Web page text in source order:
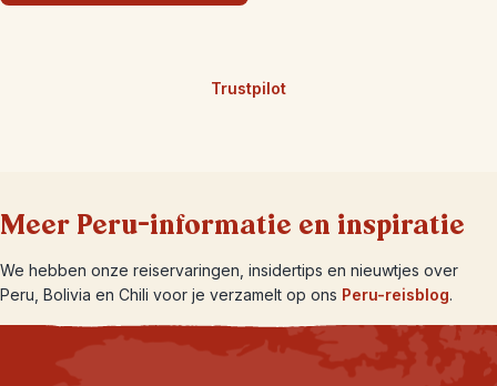
Trustpilot
Meer Peru-informatie en inspiratie
We hebben onze reiservaringen, insidertips en nieuwtjes over
Peru, Bolivia en Chili voor je verzamelt op ons Peru-reisblog.